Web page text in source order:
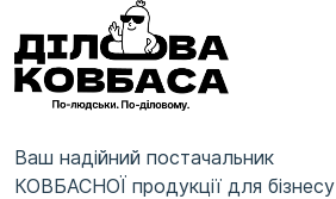
Ваш надійний постачальник
КОВБАСНОЇ продукції для бізнесу